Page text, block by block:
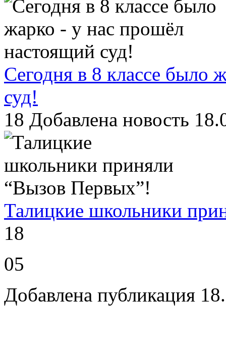
Сегодня в 8 классе было
суд!
18 Добавлена новость
Талицкие школьники
18
05
Добавлена публикация